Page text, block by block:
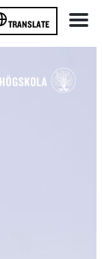
TRANSLATE